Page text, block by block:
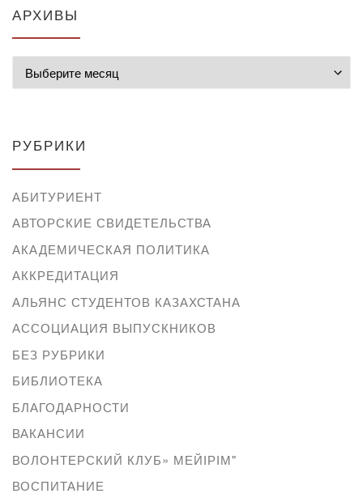
АРХИВЫ
РУБРИКИ
АБИТУРИЕНТ
АВТОРСКИЕ СВИДЕТЕЛЬСТВА
АКАДЕМИЧЕСКАЯ ПОЛИТИКА
АККРЕДИТАЦИЯ
АЛЬЯНС СТУДЕНТОВ КАЗАХСТАНА
АССОЦИАЦИЯ ВЫПУСКНИКОВ
БЕЗ РУБРИКИ
БИБЛИОТЕКА
БЛАГОДАРНОСТИ
ВАКАНСИИ
ВОЛОНТЕРСКИЙ КЛУБ» МЕЙІРІМ"
ВОСПИТАНИЕ